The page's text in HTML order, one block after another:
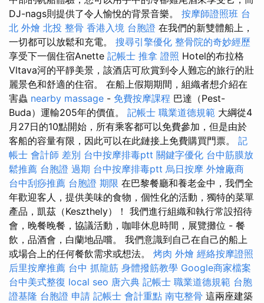
DJ-nags則提供了令人愉悅的背景音樂。 按摩師證照班 台
北 外燴 北投 整骨 香港入境 台胞證 在我們的新雙體船上，
一切都可以放鬆和充電。 搜尋引擎優化 整骨院的奇妙經歷
享受下一個住宿Anette 記帳士 推拿 證照 Hotel的布拉格
Vltava河的平靜美景，該酒店可欣賞到令人難忘的旅行的壯
麗景色和舒適的住宿。 在船上假期期間，組織者想介紹在
害蟲 nearby massage - 免費按摩課程 巴達（Pest-
Buda）運輸205年的價值。 記帳士 職業道德規範 大綱從4
月27日的10點開始，所有乘客都可以免費參加，但是由於
客船的容量有限，因此可以在此鏈接上免費購買門票。 記
帳士 會計師 差別 台中按摩排毒ptt 關鍵字優化 台中筋膜放
鬆推薦 台胞證 過期 台中按摩排毒ptt 烏日按摩 外燴廠商
台中刮痧推薦 台胞證 期限 在巴黎餐廳和養老金中，我們全
年歡迎客人，提供美味的食物，個性化的活動，獨特的菜單
產品，凱茲（Keszthely）！ 我們進行組織和執行常設招待
會，晚餐晚餐，協議活動，咖啡休息時間，展覽攤位 - 餐
飲，品酒會，白蘭地品嚐。 我們意識到自己在自己的船上
或場合上的任何餐飲需求或想法。 烤肉 外燴 經絡按摩證照
后里按摩推薦 台中 抓龍筋 身體撥筋教學 Google商家檔案
台中美式整復 local seo 唐六典 記帳士 職業道德規範 台胞
證基隆 台胞證 申請 記帳士 會計重點 南屯整骨 這兩座建築